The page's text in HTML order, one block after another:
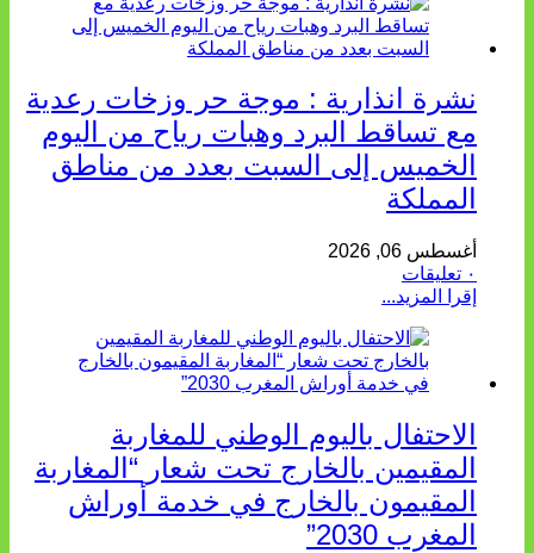
نشرة انذارية : موجة حر وزخات رعدية
مع تساقط البرد وهبات رياح من اليوم
الخميس إلى السبت بعدد من مناطق
المملكة
أغسطس 06, 2026
٠ تعليقات
إقرا المزيد...
الاحتفال باليوم الوطني للمغاربة
المقيمين بالخارج تحت شعار “المغاربة
المقيمون بالخارج في خدمة أوراش
المغرب 2030”